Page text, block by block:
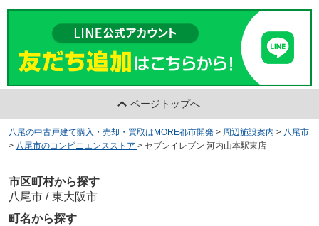
ページトップへ
八尾の中古戸建て購入・売却・買取はMORE都市開発 > 周辺施設案内 > 八尾市
> 八尾市のコンビニエンスストア > セブンイレブン 河内山本駅東店
市区町村から探す
八尾市 / 東大阪市
町名から探す